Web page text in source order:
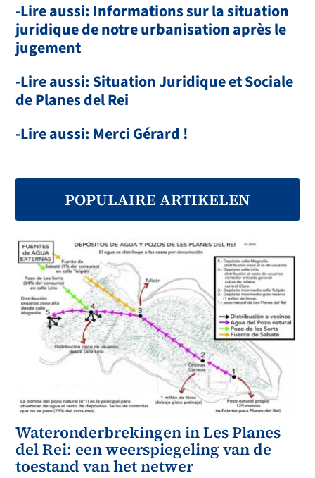
-Lire aussi: Informations sur la situation
juridique de notre urbanisation après le
jugement
-Lire aussi: Situation Juridique et Sociale
de Planes del Rei
-Lire aussi: Merci Gérard !
POPULAIRE ARTIKELEN
Wateronderbrekingen in Les Planes
del Rei: een weerspiegeling van de
toestand van het netwer